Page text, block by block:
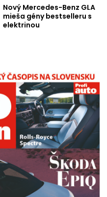
Nový Mercedes-Benz GLA
mieša gény bestselleru s
elektrinou